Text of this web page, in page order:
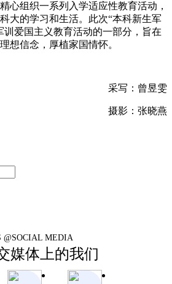
心组织一系列入学适应性教育活动，
大的学习和生活。此次“本科新生军
训爱国主义教育活动的一部分，旨在
想信念，厚植家国情怀。
采写：曾昱雯
摄影：张晓燕
@SOCIAL MEDIA
媒体上的我们